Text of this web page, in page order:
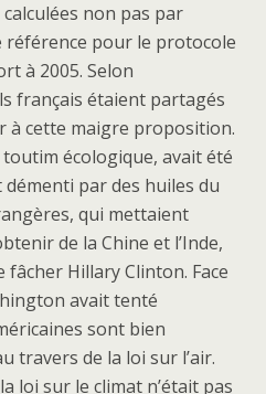
non pas par
référence pour le protocole
à 2005. Selon
français étaient partagés
à cette maigre proposition.
écologique, avait été
par des huiles du
qui mettaient
de la Chine et l’Inde,
Hillary Clinton. Face
avait tenté
sont bien
travers de la loi sur l’air.
loi sur le climat n’était pas